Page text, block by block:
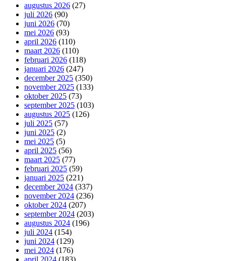
augustus 2026 (27)
juli 2026 (90)
juni 2026 (70)
mei 2026 (93)
april 2026 (110)
maart 2026 (110)
februari 2026 (118)
januari 2026 (247)
december 2025 (350)
november 2025 (133)
oktober 2025 (73)
september 2025 (103)
augustus 2025 (126)
juli 2025 (57)
juni 2025 (2)
mei 2025 (5)
april 2025 (56)
maart 2025 (77)
februari 2025 (59)
januari 2025 (221)
december 2024 (337)
november 2024 (236)
oktober 2024 (207)
september 2024 (203)
augustus 2024 (196)
juli 2024 (154)
juni 2024 (129)
mei 2024 (176)
april 2024 (183)